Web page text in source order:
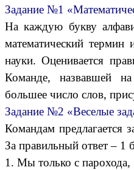
Задание №1
На каждую букву
математический термин
науки. Оценивается
Команде, назвавшей
большее число слов,
Задание №2 «Веселые
Командам предлагается
За правильный ответ – 1
1. Мы только с парохода,